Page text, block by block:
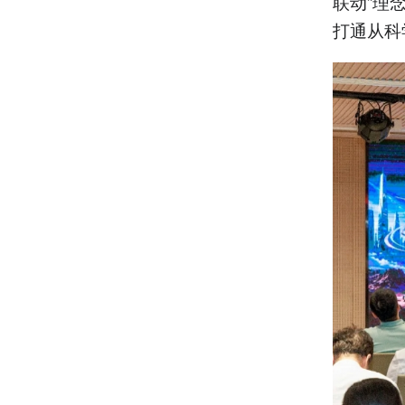
打通从